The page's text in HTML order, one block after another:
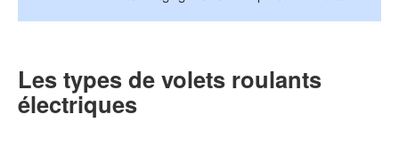
Les types de volets roulants
électriques